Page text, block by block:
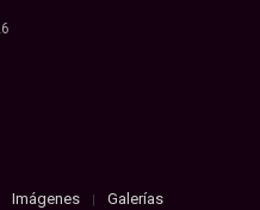
Imágenes Galerías